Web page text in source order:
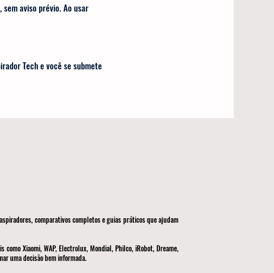
aviso prévio. Ao usar
Tech e você se submete
comparativos completos e guias práticos que ajudam
Xiaomi, WAP, Electrolux, Mondial, Philco, iRobot, Dreame,
uma decisão bem informada.